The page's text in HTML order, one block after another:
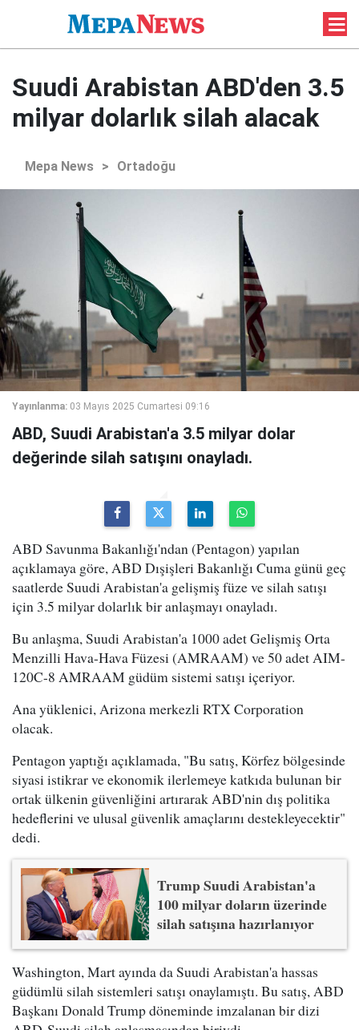
Suudi Arabistan ABD'den 3.5
milyar dolarlık silah alacak
Mepa News > Ortadoğu
Yayınlanma: 03 Mayıs 2025 Cumartesi 09:16
ABD, Suudi Arabistan'a 3.5 milyar dolar
değerinde silah satışını onayladı.
ABD Savunma Bakanlığı'ndan (Pentagon) yapılan
açıklamaya göre, ABD Dışişleri Bakanlığı Cuma günü geç
saatlerde Suudi Arabistan'a gelişmiş füze ve silah satışı
için 3.5 milyar dolarlık bir anlaşmayı onayladı.
Bu anlaşma, Suudi Arabistan'a 1000 adet Gelişmiş Orta
Menzilli Hava-Hava Füzesi (AMRAAM) ve 50 adet AIM-
120C-8 AMRAAM güdüm sistemi satışı içeriyor.
Ana yüklenici, Arizona merkezli RTX Corporation
olacak.
Pentagon yaptığı açıklamada, "Bu satış, Körfez bölgesinde
siyasi istikrar ve ekonomik ilerlemeye katkıda bulunan bir
ortak ülkenin güvenliğini artırarak ABD'nin dış politika
hedeflerini ve ulusal güvenlik amaçlarını destekleyecektir"
dedi.
Trump Suudi Arabistan'a
100 milyar doların üzerinde
silah satışına hazırlanıyor
Washington, Mart ayında da Suudi Arabistan'a hassas
güdümlü silah sistemleri satışı onaylamıştı. Bu satış, ABD
Başkanı Donald Trump döneminde imzalanan bir dizi